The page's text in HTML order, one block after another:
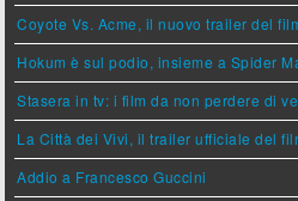
Coyote Vs. Acme, il nuovo trailer del
Hokum è sul podio, insieme a Spider
Stasera in tv: i film da non perdere di
La Città dei Vivi, il trailer ufficiale del
Addio a Francesco Guccini